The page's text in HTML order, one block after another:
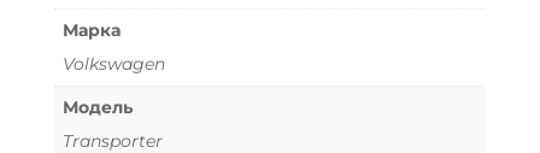
Марка
Volkswagen
Модель
Transporter